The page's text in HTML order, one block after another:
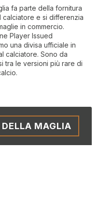
fa parte della fornitura
calciatore e si differenzia
in commercio.
Player Issued
una divisa ufficiale in
calciatore. Sono da
tra le versioni più rare di
MAGLIA